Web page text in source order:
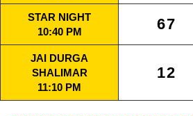
STAR NIGHT
10:40 PM
67
JAI DURGA
SHALIMAR
11:10 PM
12